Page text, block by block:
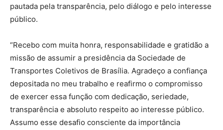
pautada pela transparência, pelo diálogo e pelo interesse
público.
“Recebo com muita honra, responsabilidade e gratidão a
missão de assumir a presidência da Sociedade de
Transportes Coletivos de Brasília. Agradeço a confiança
depositada no meu trabalho e reafirmo o compromisso
de exercer essa função com dedicação, seriedade,
transparência e absoluto respeito ao interesse público.
Assumo esse desafio consciente da importância